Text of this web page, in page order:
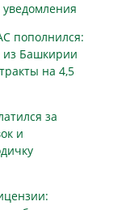
уведомления
пополнился:
Башкирии
на 4,5
за
и